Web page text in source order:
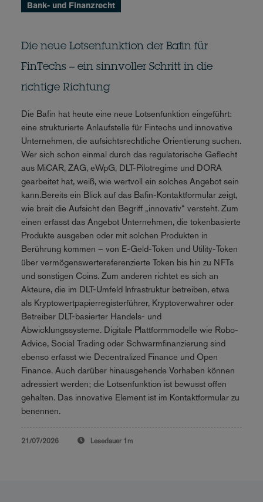
Bank- und Finanzrecht
Die neue Lotsenfunktion der Bafin für
FinTechs – ein sinnvoller Schritt in die
richtige Richtung
Die Bafin hat heute eine neue Lotsenfunktion eingeführt:
eine strukturierte Anlaufstelle für Fintechs und innovative
Unternehmen, die aufsichtsrechtliche Orientierung suchen.
Wer sich schon einmal durch das regulatorische Geflecht
aus MiCAR, ZAG, eWpG, DLT-Pilotregime und DORA
gearbeitet hat, weiß, wie wertvoll ein solches Angebot sein
kann.Bereits ein Blick auf das Bafin-Kontaktformular zeigt,
wie breit die Aufsicht den Begriff „innovativ“ versteht. Zum
einen erfasst das Angebot Unternehmen, die tokenbasierte
Produkte ausgeben oder mit solchen Produkten in
Berührung kommen – von E-Geld-Token und Utility-Token
über vermögenswertereferenzierte Token bis hin zu NFTs
und sonstigen Coins. Zum anderen richtet es sich an
Akteure, die im DLT-Umfeld Infrastruktur betreiben, etwa
als Kryptowertpapierregisterführer, Kryptoverwahrer oder
Betreiber DLT-basierter Handels- und
Abwicklungssysteme. Digitale Plattformmodelle wie Robo-
Advice, Social Trading oder Schwarmfinanzierung sind
ebenso erfasst wie Decentralized Finance und Open
Finance. Auch darüber hinausgehende Vorhaben können
adressiert werden; die Lotsenfunktion ist bewusst offen
gehalten. Das innovative Element ist im Kontaktformular zu
benennen.
21/07/2026 Lesedauer 1m